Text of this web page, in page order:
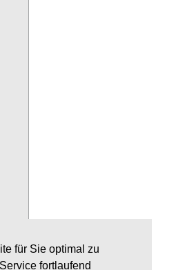
für Sie optimal zu
fortlaufend